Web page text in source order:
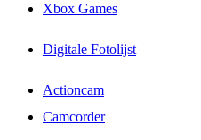
Xbox Games
Digitale Fotolijst
Actioncam
Camcorder